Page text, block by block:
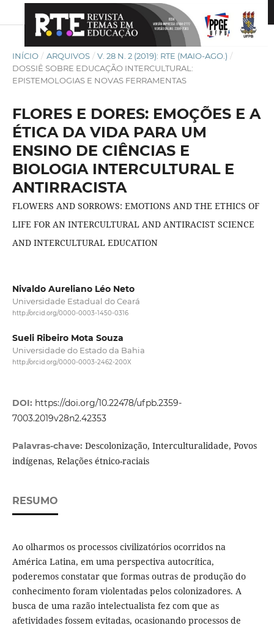
INÍCIO / ARQUIVOS / V. 28 N. 2 (2019): RTE (MAIO-AGO.) /
DOSSIÊ SOBRE EDUCAÇÃO INTERCULTURAL:
EPISTEMOLOGIAS E NOVAS FERRAMENTAS
FLORES E DORES: EMOÇÕES E A
ÉTICA DA VIDA PARA UM
ENSINO DE CIÊNCIAS E
BIOLOGIA INTERCULTURAL E
ANTIRRACISTA
FLOWERS AND SORROWS: EMOTIONS AND THE ETHICS OF
LIFE FOR AN INTERCULTURAL AND ANTIRACIST SCIENCE
AND INTERCULTURAL EDUCATION
Nivaldo Aureliano Léo Neto
Universidade Estadual do Ceará
http://orcid.org/0000-0003-1450-0316
Sueli Ribeiro Mota Souza
Universidade do Estado da Bahia
http://orcid.org/0000-0003-2462-200X
DOI: https://doi.org/10.22478/ufpb.2359-
7003.2019v28n2.42353
Palavras-chave: Descolonização, Interculturalidade, Povos
indígenas, Relações étnico-raciais
RESUMO
Ao olharmos os processos civilizatórios ocorridos na
América Latina, em uma perspectiva autocrítica,
poderemos constatar que formas outras de produção do
conhecimento foram violentadas pelos colonizadores. A
busca de uma razão intelectualista fez com que as
afetividades fossem evitadas, ocasionando processos de